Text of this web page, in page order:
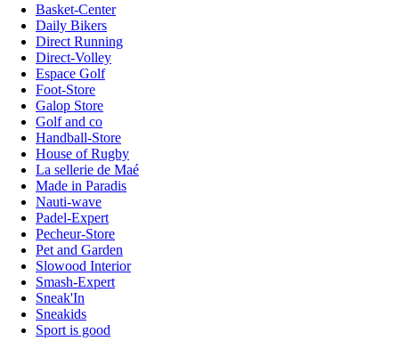
Basket-Center
Daily Bikers
Direct Running
Direct-Volley
Espace Golf
Foot-Store
Galop Store
Golf and co
Handball-Store
House of Rugby
La sellerie de Maé
Made in Paradis
Nauti-wave
Padel-Expert
Pecheur-Store
Pet and Garden
Slowood Interior
Smash-Expert
Sneak'In
Sneakids
Sport is good